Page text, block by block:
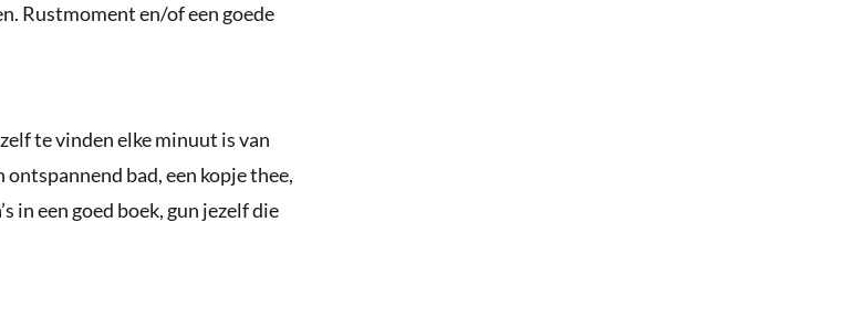
Rustmoment en/of een goede
te vinden elke minuut is van
ontspannend bad, een kopje thee,
in een goed boek, gun jezelf die